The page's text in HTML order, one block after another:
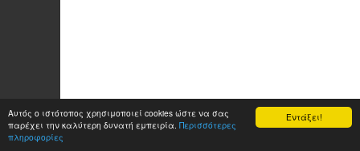
Εντάξει!
Αυτός ο ιστότοπος χρησιμοποιεί cookies ώστε να σας
παρέχει την καλύτερη δυνατή εμπειρία. Περισσότερες
πληροφορίες